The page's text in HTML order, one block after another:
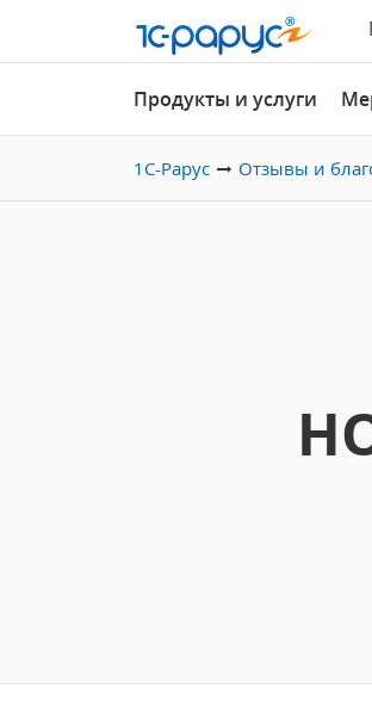
Продукты и услуги
1С-Рарус Отзывы и